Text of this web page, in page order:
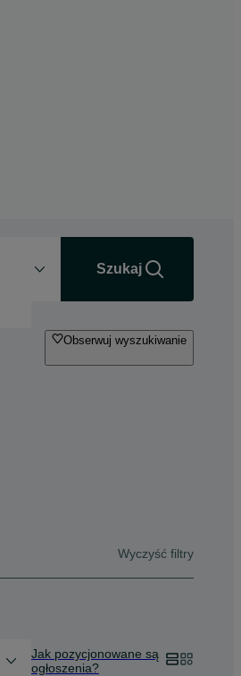
Szukaj
Obserwuj wyszukiwanie
Wyczyść filtry
Jak pozycjonowane są
ogłoszenia?